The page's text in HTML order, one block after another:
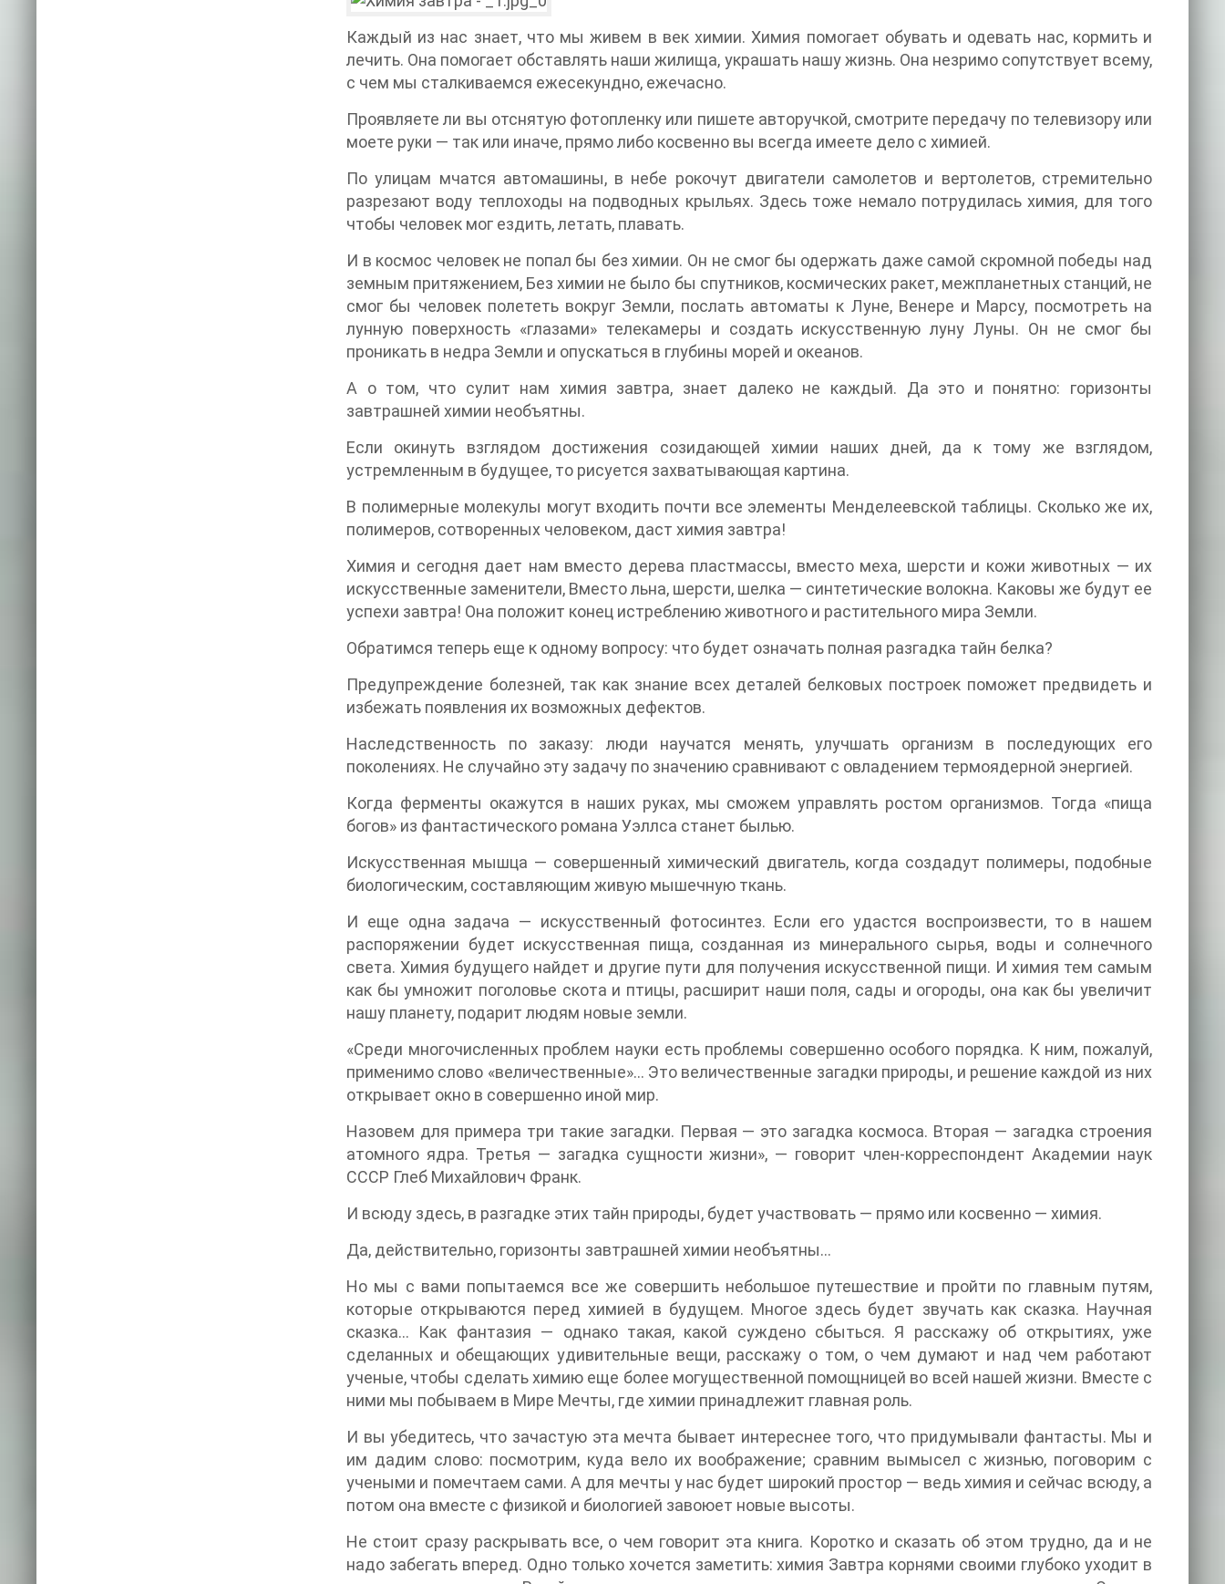
Каждый из нас знает, что мы живем в век химии. Химия помогает обувать и одевать нас, кормить и
лечить. Она помогает обставлять наши жилища, украшать нашу жизнь. Она незримо сопутствует всему,
с чем мы сталкиваемся ежесекундно, ежечасно.
Проявляете ли вы отснятую фотопленку или пишете авторучкой, смотрите передачу по телевизору или
моете руки — так или иначе, прямо либо косвенно вы всегда имеете дело с химией.
По улицам мчатся автомашины, в небе рокочут двигатели самолетов и вертолетов, стремительно
разрезают воду теплоходы на подводных крыльях. Здесь тоже немало потрудилась химия, для того
чтобы человек мог ездить, летать, плавать.
И в космос человек не попал бы без химии. Он не смог бы одержать даже самой скромной победы над
земным притяжением, Без химии не было бы спутников, космических ракет, межпланетных станций, не
смог бы человек полететь вокруг Земли, послать автоматы к Луне, Венере и Марсу, посмотреть на
лунную поверхность «глазами» телекамеры и создать искусственную луну Луны. Он не смог бы
проникать в недра Земли и опускаться в глубины морей и океанов.
А о том, что сулит нам химия завтра, знает далеко не каждый. Да это и понятно: горизонты
завтрашней химии необъятны.
Если окинуть взглядом достижения созидающей химии наших дней, да к тому же взглядом,
устремленным в будущее, то рисуется захватывающая картина.
В полимерные молекулы могут входить почти все элементы Менделеевской таблицы. Сколько же их,
полимеров, сотворенных человеком, даст химия завтра!
Химия и сегодня дает нам вместо дерева пластмассы, вместо меха, шерсти и кожи животных — их
искусственные заменители, Вместо льна, шерсти, шелка — синтетические волокна. Каковы же будут ее
успехи завтра! Она положит конец истреблению животного и растительного мира Земли.
Обратимся теперь еще к одному вопросу: что будет означать полная разгадка тайн белка?
Предупреждение болезней, так как знание всех деталей белковых построек поможет предвидеть и
избежать появления их возможных дефектов.
Наследственность по заказу: люди научатся менять, улучшать организм в последующих его
поколениях. Не случайно эту задачу по значению сравнивают с овладением термоядерной энергией.
Когда ферменты окажутся в наших руках, мы сможем управлять ростом организмов. Тогда «пища
богов» из фантастического романа Уэллса станет былью.
Искусственная мышца — совершенный химический двигатель, когда создадут полимеры, подобные
биологическим, составляющим живую мышечную ткань.
И еще одна задача — искусственный фотосинтез. Если его удастся воспроизвести, то в нашем
распоряжении будет искусственная пища, созданная из минерального сырья, воды и солнечного
света. Химия будущего найдет и другие пути для получения искусственной пищи. И химия тем самым
как бы умножит поголовье скота и птицы, расширит наши поля, сады и огороды, она как бы увеличит
нашу планету, подарит людям новые земли.
«Среди многочисленных проблем науки есть проблемы совершенно особого порядка. К ним, пожалуй,
применимо слово «величественные»… Это величественные загадки природы, и решение каждой из них
открывает окно в совершенно иной мир.
Назовем для примера три такие загадки. Первая — это загадка космоса. Вторая — загадка строения
атомного ядра. Третья — загадка сущности жизни», — говорит член-корреспондент Академии наук
СССР Глеб Михайлович Франк.
И всюду здесь, в разгадке этих тайн природы, будет участвовать — прямо или косвенно — химия.
Да, действительно, горизонты завтрашней химии необъятны…
Но мы с вами попытаемся все же совершить небольшое путешествие и пройти по главным путям,
которые открываются перед химией в будущем. Многое здесь будет звучать как сказка. Научная
сказка… Как фантазия — однако такая, какой суждено сбыться. Я расскажу об открытиях, уже
сделанных и обещающих удивительные вещи, расскажу о том, о чем думают и над чем работают
ученые, чтобы сделать химию еще более могущественной помощницей во всей нашей жизни. Вместе с
ними мы побываем в Мире Мечты, где химии принадлежит главная роль.
И вы убедитесь, что зачастую эта мечта бывает интереснее того, что придумывали фантасты. Мы и
им дадим слово: посмотрим, куда вело их воображение; сравним вымысел с жизнью, поговорим с
учеными и помечтаем сами. А для мечты у нас будет широкий простор — ведь химия и сейчас всюду, а
потом она вместе с физикой и биологией завоюет новые высоты.
Не стоит сразу раскрывать все, о чем говорит эта книга. Коротко и сказать об этом трудно, да и не
надо забегать вперед. Одно только хочется заметить: химия Завтра корнями своими глубоко уходит в